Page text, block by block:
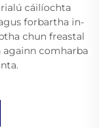
cáilíochta
forbartha in-
chun freastal
againn comharba